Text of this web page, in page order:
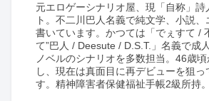
元エロゲーシナリオ屋、現「自称」詩
ト。不二川巴人名義で純文学、小説
書いています。かつては「でぇすて /
て”巴人 / Deesute / D.S.T.」名義で成
ノベルのシナリオを多数担当。46歳
し、現在は真面目に再デビューを狙
す。精神障害者保健福祉手帳2級所持。